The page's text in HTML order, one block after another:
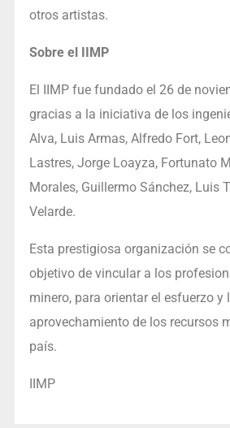
otros artistas.
Sobre el IIMP
El IIMP fue fundado el 26 de
gracias a la iniciativa de los
Alva, Luis Armas, Alfredo Fort,
Lastres, Jorge Loayza, Fortunato
Morales, Guillermo Sánchez, Luis
Velarde.
Esta prestigiosa organización se
objetivo de vincular a los
minero, para orientar el esfuerzo y
aprovechamiento de los recursos
país.
IIMP